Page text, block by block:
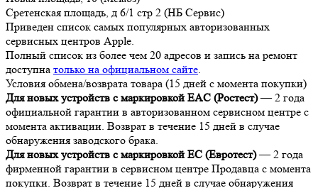
Сретенская площадь, д 6/1 стр 2 (НБ Сервис)
Приведен список самых популярных авторизованных
сервисных центров Apple.
Полный список из более чем 20 адресов и запись на ремонт
доступна только на официальном сайте.
Условия обмена/возврата товара (15 дней с момента покупки)
Для новых устройств с маркировкой EAC (Ростест)— 2 года
официальной гарантии в авторизованном сервисном центре с
момента активации. Возврат в течение 15 дней в случае
обнаружения заводского брака.
Для новых устройств с маркировкой EC (Евротест)— 2 года
фирменной гарантии в сервисном центре Продавца с момента
покупки. Возврат в течение 15 дней в случае обнаружения